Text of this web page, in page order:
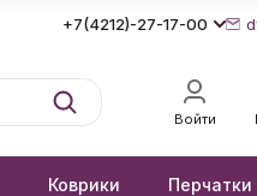
+7(4212)-27-17-00
Войти
Коврики Перчатки